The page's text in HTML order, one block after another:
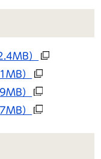
）
）
）
）